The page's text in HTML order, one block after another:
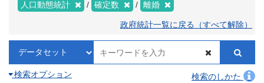
人口動態統計 確定数 離婚
政府統計一覧に戻る（すべて解除）
検索オプション
検索のしかた